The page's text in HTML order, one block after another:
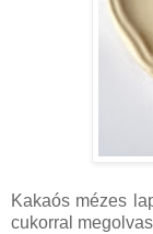
Kakaós mézes
cukorral